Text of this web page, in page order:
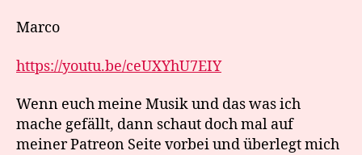
Marco
https://youtu.be/ceUXYhU7EIY
Wenn euch meine Musik und das was ich
mache gefällt, dann schaut doch mal auf
meiner Patreon Seite vorbei und überlegt mich